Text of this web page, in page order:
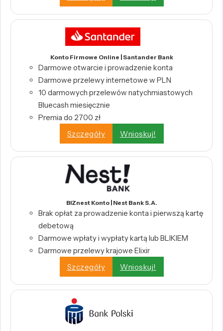
Konto Firmowe Online | Santander Bank
Darmowe otwarcie i prowadzenie konta
Darmowe przelewy internetowe w PLN
10 darmowych przelewów natychmiastowych
Bluecash miesięcznie
Premia do 2700 zł
Szczegóły
Wnioskuj!
BIZnest Konto | Nest Bank S.A.
Brak opłat za prowadzenie konta i pierwszą kartę
debetową
Darmowe wpłaty i wypłaty kartą lub BLIKIEM
Darmowe przelewy krajowe Elixir
Szczegóły
Wnioskuj!